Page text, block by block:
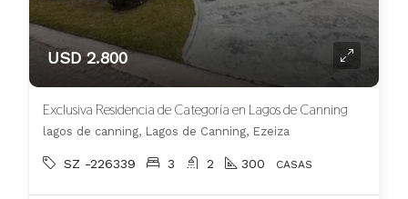
USD 2.800
Exclusiva Residencia de Categoría en Lagos de Canning
lagos de canning, Lagos de Canning, Ezeiza
SZ -226339 3 2 300 CASAS